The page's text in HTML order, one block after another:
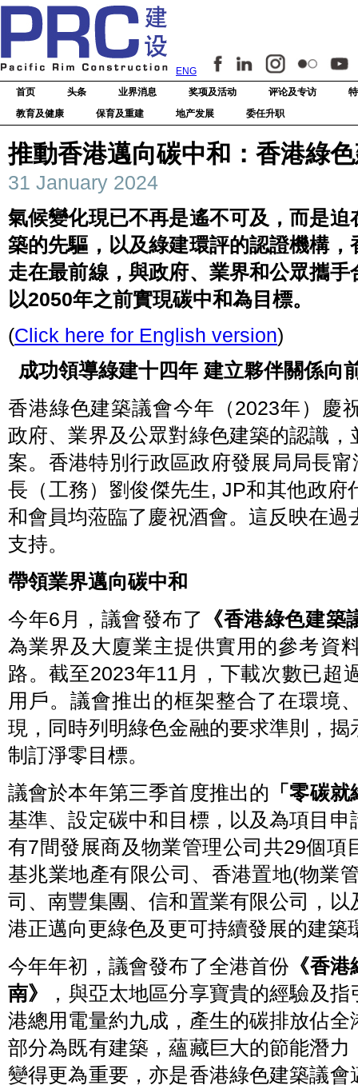
ENG
首页
头条 业界消息 奖项及活动 评论及专访
教育及健康
保育及重建 地产发展 委任升职
推動香港邁向碳中和：香港綠
31 January 2024
氣候變化現已不再是遙不可及，而是
築的先驅，以及綠建環評的認證機構
走在最前線，與政府、業界和公眾攜
以2050年之前實現碳中和為目標。
(Click here for English version)
成功領導綠建十四年 建立夥伴關係向
香港綠色建築議會今年（2023年）慶
政府、業界及公眾對綠色建築的認識
案。香港特別行政區政府發展局局長
長（工務）劉俊傑先生, JP和其他政
和會員均蒞臨了慶祝酒會。這反映在
支持。
帶領業界邁向碳中和
今年6月，議會發布了
《香港綠色建
為業界及大廈業主提供實用的參考資
路。截至2023年11月，下載次數已超
用戶。議會推出的框架整合了在環境
現，同時列明綠色金融的要求準則，
制訂淨零目標。
議會於本年第三季首度推出的 「零碳
基準、設定碳中和目標，以及為項目
有7間發展商及物業管理公司共29個項
基兆業地產有限公司、香港置地(物業
司、南豐集團、信和置業有限公司，
港正邁向更綠色及更可持續發展的建築
今年年初，議會發布了全港首份 《香
南》
，與亞太地區分享寶貴的經驗及
港總用電量約九成，產生的碳排放佔
部分為既有建築，蘊藏巨大的節能潛
變得更為重要，亦是香港綠色建築議